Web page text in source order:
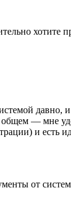
хотите
давно,
— мне
и
от